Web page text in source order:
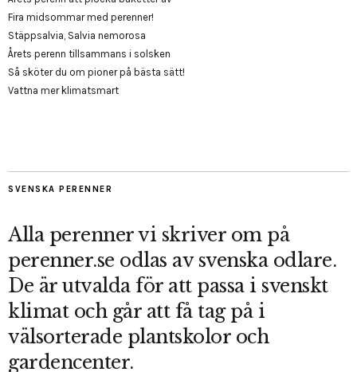
Fira midsommar med perenner!
Stäppsalvia, Salvia nemorosa
Årets perenn tillsammans i solsken
Så sköter du om pioner på bästa sätt!
Vattna mer klimatsmart
SVENSKA PERENNER
Alla perenner vi skriver om på
perenner.se odlas av svenska odlare.
De är utvalda för att passa i svenskt
klimat och går att få tag på i
välsorterade plantskolor och
gardencenter.